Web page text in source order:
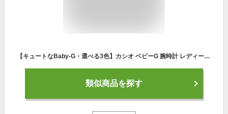
【キュートなBaby-G・選べる3色】カシオ ベビーG 腕時計 レディース Gライド タイドグラフ サーフィン 海 スポーツ 防水 海外モデル 女性 高校生 大学生 社会人 部活 研修 誕生日 お祝い 彼女へ ギフト 合格 入学 卒業 社会人 記念日 母の日 父の日 2022
類似商品を探す